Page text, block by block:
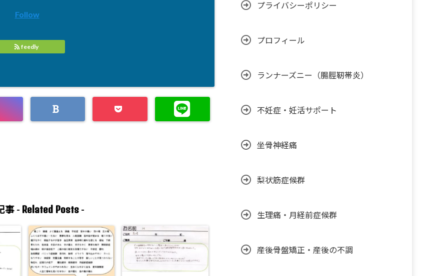
Follow
feedly
事 - Related Posts-
プライバシーポリシー
プロフィール
ランナーズニー（腸脛靭帯炎）
不妊症・妊活サポート
坐骨神経痛
梨状筋症候群
生理痛・月経前症候群
産後骨盤矯正・産後の不調